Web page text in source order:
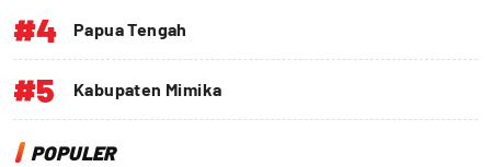
#4 Papua Tengah
#5 Kabupaten Mimika
POPULER